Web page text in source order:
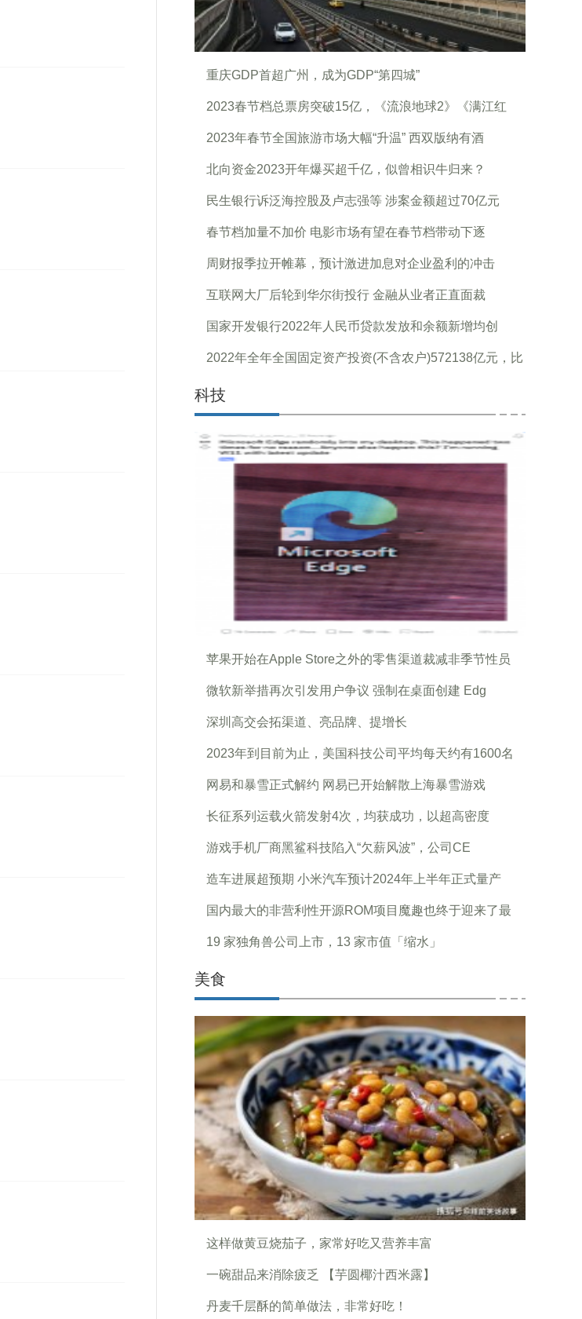
重庆GDP首超广州，成为GDP“第四城”
2023春节档总票房突破15亿，《流浪地球2》《满江红
2023年春节全国旅游市场大幅“升温” 西双版纳有酒
北向资金2023开年爆买超千亿，似曾相识牛归来？
民生银行诉泛海控股及卢志强等 涉案金额超过70亿元
春节档加量不加价 电影市场有望在春节档带动下逐
周财报季拉开帷幕，预计激进加息对企业盈利的冲击
互联网大厂后轮到华尔街投行 金融从业者正直面裁
国家开发银行2022年人民币贷款发放和余额新增均创
2022年全年全国固定资产投资(不含农户)572138亿元，比
科技
苹果开始在Apple Store之外的零售渠道裁减非季节性员
微软新举措再次引发用户争议 强制在桌面创建 Edg
深圳高交会拓渠道、亮品牌、提增长
2023年到目前为止，美国科技公司平均每天约有1600名
网易和暴雪正式解约 网易已开始解散上海暴雪游戏
长征系列运载火箭发射4次，均获成功，以超高密度
游戏手机厂商黑鲨科技陷入“欠薪风波”，公司CE
造车进展超预期 小米汽车预计2024年上半年正式量产
国内最大的非营利性开源ROM项目魔趣也终于迎来了最
19 家独角兽公司上市，13 家市值「缩水」
美食
这样做黄豆烧茄子，家常好吃又营养丰富
一碗甜品来消除疲乏 【芋圆椰汁西米露】
丹麦千层酥的简单做法，非常好吃！